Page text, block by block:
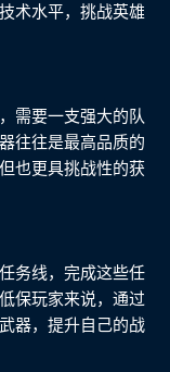
术水平，挑战英雄
需要一支强大的队
往往是最高品质的
也更具挑战性的获
务线，完成这些任
保玩家来说，通过
器，提升自己的战